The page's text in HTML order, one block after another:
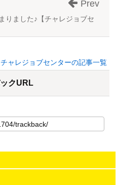
りました♪【チャレジョブセ
Prev
ャレジョブセンターの記事一覧
クURL